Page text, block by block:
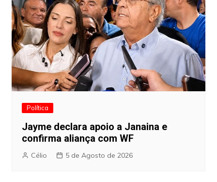
Política
Jayme declara apoio a Janaina e
confirma aliança com WF
Célio 5 de Agosto de 2026